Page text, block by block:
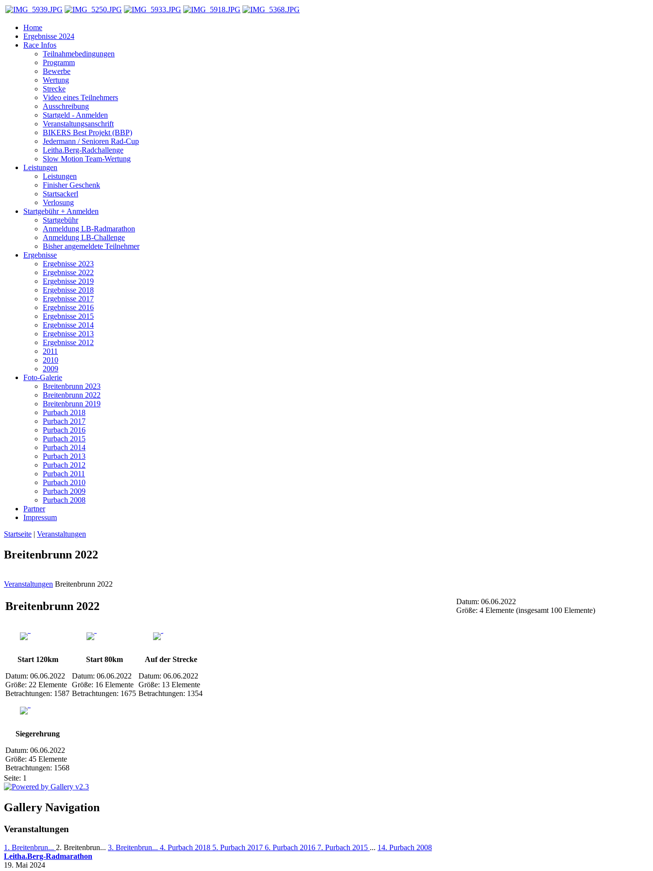
Home
Ergebnisse 2024
Race Infos
Teilnahmebedingungen
Programm
Bewerbe
Wertung
Strecke
Video eines Teilnehmers
Ausschreibung
Startgeld - Anmelden
Veranstaltungsanschrift
BIKERS Best Projekt (BBP)
Jedermann / Senioren Rad-Cup
Leitha.Berg-Radchallenge
Slow Motion Team-Wertung
Leistungen
Leistungen
Finisher Geschenk
Startsackerl
Verlosung
Startgebühr + Anmelden
Startgebühr
Anmeldung LB-Radmarathon
Anmeldung LB-Challenge
Bisher angemeldete Teilnehmer
Ergebnisse
Ergebnisse 2023
Ergebnisse 2022
Ergebnisse 2019
Ergebnisse 2018
Ergebnisse 2017
Ergebnisse 2016
Ergebnisse 2015
Ergebnisse 2014
Ergebnisse 2013
Ergebnisse 2012
2011
2010
2009
Foto-Galerie
Breitenbrunn 2023
Breitenbrunn 2022
Breitenbrunn 2019
Purbach 2018
Purbach 2017
Purbach 2016
Purbach 2015
Purbach 2014
Purbach 2013
Purbach 2012
Purbach 2011
Purbach 2010
Purbach 2009
Purbach 2008
Partner
Impressum
Startseite | Veranstaltungen
Breitenbrunn 2022
Veranstaltungen Breitenbrunn 2022
Breitenbrunn 2022
Datum: 06.06.2022
Größe: 4 Elemente (insgesamt 100 Elemente)
Start 120km
Datum: 06.06.2022
Größe: 22 Elemente
Betrachtungen: 1587
Start 80km
Datum: 06.06.2022
Größe: 16 Elemente
Betrachtungen: 1675
Auf der Strecke
Datum: 06.06.2022
Größe: 13 Elemente
Betrachtungen: 1354
Siegerehrung
Datum: 06.06.2022
Größe: 45 Elemente
Betrachtungen: 1568
Seite: 1
Gallery Navigation
Veranstaltungen
1. Breitenbrun... 2. Breitenbrun... 3. Breitenbrun... 4. Purbach 2018 5. Purbach 2017 6. Purbach 2016 7. Purbach 2015 ... 14. Purbach 2008
Leitha.Berg-Radmarathon
19. Mai 2024